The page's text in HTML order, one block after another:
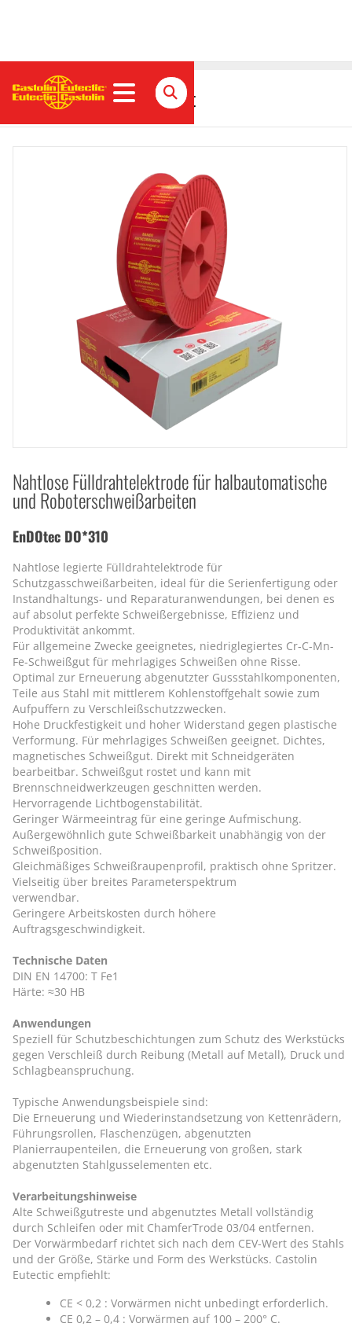
EnDOtec DO*310 Fülldraht
Nahtlose Fülldrahtelektrode für halbautomatische
und Roboterschweißarbeiten
EnDOtec DO*310
Nahtlose legierte Fülldrahtelektrode für
Schutzgasschweißarbeiten, ideal für die Serienfertigung oder
Instandhaltungs- und Reparaturanwendungen, bei denen es
auf absolut perfekte Schweißergebnisse, Effizienz und
Produktivität ankommt.
Für allgemeine Zwecke geeignetes, niedriglegiertes Cr-C-Mn-
Fe-Schweißgut für mehrlagiges Schweißen ohne Risse.
Optimal zur Erneuerung abgenutzter Gussstahlkomponenten,
Teile aus Stahl mit mittlerem Kohlenstoffgehalt sowie zum
Aufpuffern zu Verschleißschutzzwecken.
Hohe Druckfestigkeit und hoher Widerstand gegen plastische
Verformung. Für mehrlagiges Schweißen geeignet. Dichtes,
magnetisches Schweißgut. Direkt mit Schneidgeräten
bearbeitbar. Schweißgut rostet und kann mit
Brennschneidwerkzeugen geschnitten werden.
Hervorragende Lichtbogenstabilität.
Geringer Wärmeeintrag für eine geringe Aufmischung.
Außergewöhnlich gute Schweißbarkeit unabhängig von der
Schweißposition.
Gleichmäßiges Schweißraupenprofil, praktisch ohne Spritzer.
Vielseitig über breites Parameterspektrum
verwendbar.
Geringere Arbeitskosten durch höhere
Auftragsgeschwindigkeit.
Technische Daten
DIN EN 14700: T Fe1
Härte: ≈30 HB
Anwendungen
Speziell für Schutzbeschichtungen zum Schutz des Werkstücks
gegen Verschleiß durch Reibung (Metall auf Metall), Druck und
Schlagbeanspruchung.
Typische Anwendungsbeispiele sind:
Die Erneuerung und Wiederinstandsetzung von Kettenrädern,
Führungsrollen, Flaschenzügen, abgenutzten
Planierraupenteilen, die Erneuerung von großen, stark
abgenutzten Stahlgusselementen etc.
Verarbeitungshinweise
Alte Schweißgutreste und abgenutztes Metall vollständig
durch Schleifen oder mit ChamferTrode 03/04 entfernen.
Der Vorwärmbedarf richtet sich nach dem CEV-Wert des Stahls
und der Größe, Stärke und Form des Werkstücks. Castolin
Eutectic empfiehlt:
CE < 0,2 : Vorwärmen nicht unbedingt erforderlich.
CE 0,2 – 0,4 : Vorwärmen auf 100 – 200° C.